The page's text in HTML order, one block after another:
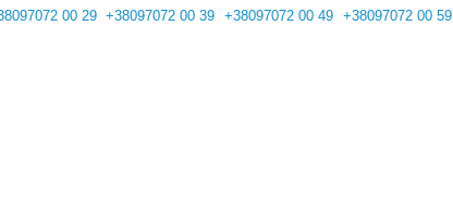
00 29 +38097072 00 39
+38097072 00 49
+38097072 00 59